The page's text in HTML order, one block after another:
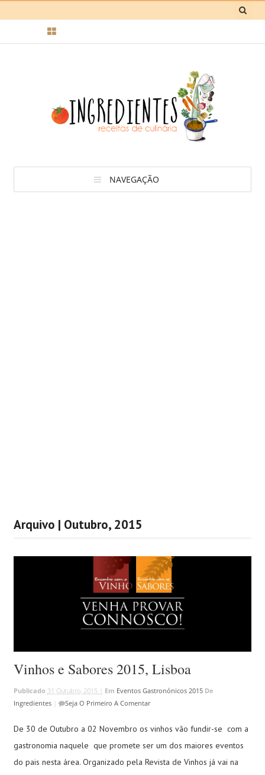
NAVEGAÇÃO
Arquivo | Outubro, 2015
Vinhos e Sabores 2015, Lisboa
Publicado 31 Outubro, 2015 | Em Eventos Gastronónicos 2015 De
Ingredientes| Seja O Primeiro A Comentar
De 30 de Outubro a 02 Novembro os vinhos vão fundir-se com a
gastronomia naquele que promete ser um dos maiores eventos
do pais nesta área. Organizado pela Revista de Vinhos já vai na